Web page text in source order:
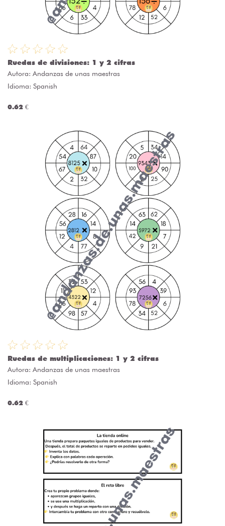
Ruedas de divisiones: 1 y 2 cifras
Autora: Andanzas de unas maestras
Idioma: Spanish
0.62 €
Ruedas de multiplicaciones: 1 y 2 cifras
Autora: Andanzas de unas maestras
Idioma: Spanish
0.62 €